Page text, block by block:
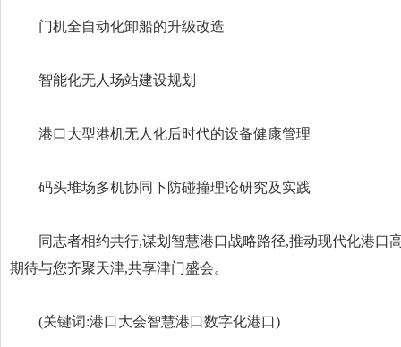
门机全自动化卸船的升级改造
智能化无人场站建设规划
港口大型港机无人化后时代的设备健康管理
码头堆场多机协同下防碰撞理论研究及实践
同志者相约共行,谋划智慧港口战略路径,推动现代化港口
期待与您齐聚天津,共享津门盛会。
(关键词:港口大会智慧港口数字化港口)